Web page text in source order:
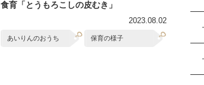
食育「とうもろこしの皮むき」
2023.08.02
あいりんのおうち 保育の様子